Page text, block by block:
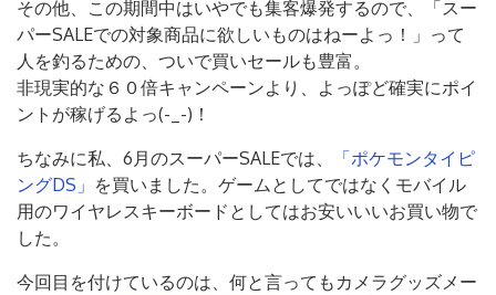
その他、この期間中はいやでも集客爆発するので、「スー
パーSALEでの対象商品に欲しいものはねーよっ！」って
人を釣るための、ついで買いセールも豊富。
非現実的な６０倍キャンペーンより、よっぽど確実にポイ
ントが稼げるよっ(-_-)！
ちなみに私、6月のスーパーSALEでは、
「ポケモンタイピ
ングDS」 を買いました。ゲームとしてではなくモバイル
用のワイヤレスキーボードとしてはお安いいいお買い物で
した。
今回目を付けているのは、何と言ってもカメラグッズメー